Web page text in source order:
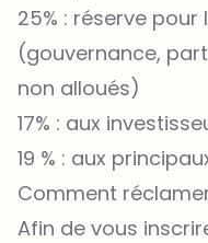
25% : réserve
(gouvernance,
non alloués)
17% : aux
19 % : aux
Comment
Afin de vous